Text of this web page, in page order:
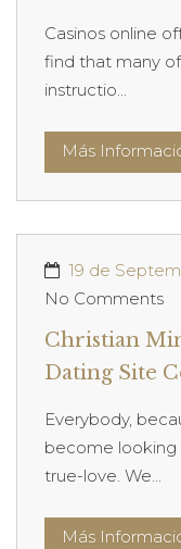
Casinos online
find that many
instructio...
Más
19 de
No Comments
Christian
Dating Site
Everybody,
become looking
true-love. We...
Más